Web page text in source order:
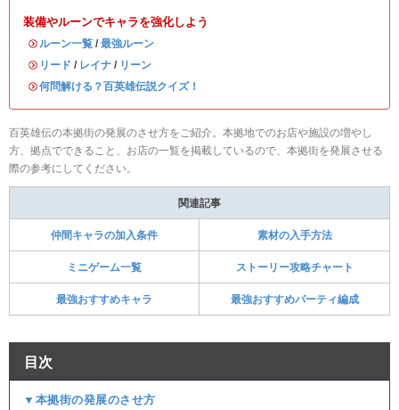
装備やルーンでキャラを強化しよう
・ ルーン一覧 / 最強ルーン
・ リード / レイナ / リーン
・何問解ける？百英雄伝説クイズ！
百英雄伝の本拠街の発展のさせ方をご紹介。本拠地でのお店や施設の増やし
方、拠点でできること、お店の一覧を掲載しているので、本拠街を発展させる
際の参考にしてください。
関連記事
仲間キャラの加入条件 素材の入手方法
ミニゲーム一覧 ストーリー攻略チャート
最強おすすめキャラ 最強おすすめパーティ編成
目次
▼本拠街の発展のさせ方